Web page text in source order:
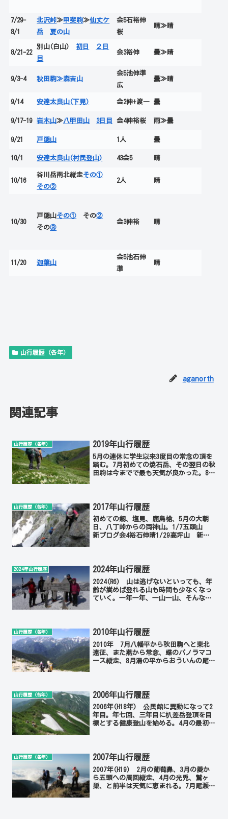
7/29-
8/1
北沢峠≫甲斐駒≫仙丈ケ
岳
夏の山
会5石裕伸
桜
晴≫晴
8/21-22
別山(白山) 初日
２日
目
会3裕伸 曇≫晴
9/3-4 秋田駒≫森吉山
会5池伸準
広
曇≫晴
9/14 安達太良山(下見) 会2伸+渡一 曇
9/17-19 岩木山≫八甲田山 3日目 会4伸裕桜 雨≫曇
9/21 戸隠山 1人 曇
10/1 安達太良山(村民登山) 43会5 晴
10/16
谷川岳南北縦走その①
その②
2人 晴
10/30
戸隠山その① その②
その③
会3伸裕 晴
11/20 迦葉山
会5池石伸
準
晴
山行履歴（各年）
aganorth
関連記事
山行履歴（各年） 2019年山行履歴
5月の連休に学生以来3度目の常念の頂を
踏む。7月初めての焼石岳、その翌日の秋
田駒は今までで最も天気が良かった。8月
山 新ブログ会4...
山行履歴（各年） 2017年山行履歴
初めての劔、塩見、鹿島槍、5月の大朝
日、八丁峠からの両神山。1/7五頭山
新ブログ会4裕石伸晴1/29高坪山 新ブ
2024年山行履歴 2024年山行履歴
2024(R6) 山は逃げないといっても、年
齢が嵩めば登れる山も時間も少なくなっ
ていく。一年一年、一山一山、そんな思
山行履歴（各年） 2010年山行履歴
2010年 7月八幡平から秋田駒へと東北
遠征、また燕から常念、蝶のパノラマコ
ース縦走、8月湯の平からおういんの尾根
2010/1/10...
山行履歴（各年） 2006年山行履歴
2006年(H18年) 公民館に異動になって2
年目。年七回、三年目に朳差岳登頂を目
標とする健康登山を始める。4月の最初は
してくれた...
山行履歴（各年） 2007年山行履歴
2007年(H19) 2月の葡萄鼻、3月の菱か
ら五頭への周回縦走、4月の光兎、鷲ヶ
巣、と前半は天気に恵まれる。7月尾瀬は